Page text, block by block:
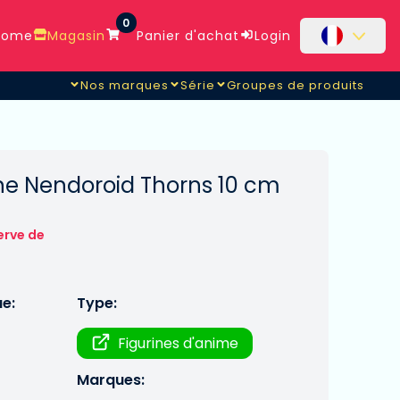
Magasin
0
Panier d'achat Login
Nos marques Série Groupes de produits
Nendoroid Thorns 10 cm
de
Type:
Figurines d'anime
Marques: